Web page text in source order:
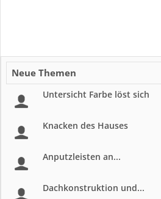
Neue Themen
Untersicht Farbe löst sich
Knacken des Hauses
Anputzleisten an...
Dachkonstruktion und...